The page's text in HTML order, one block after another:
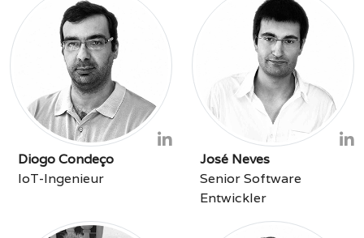
Diogo Condeço
IoT-Ingenieur
José Neves
Senior Software
Entwickler